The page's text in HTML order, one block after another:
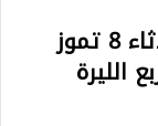
أسعار الذهب في تركيا اليوم الثلاثاء 8 تموز
الليرة